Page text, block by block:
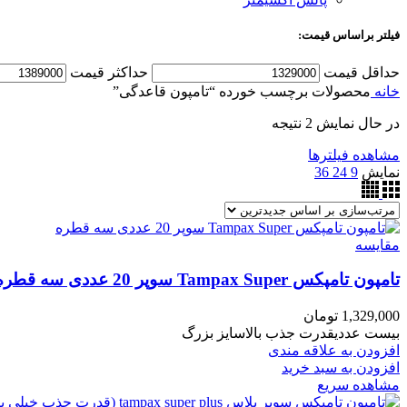
فیلتر براساس قیمت:
حداقل قیمت حداکثر قیمت
خانه محصولات برچسب خورده “تامپون قاعدگی”
در حال نمایش 2 نتیجه
مشاهده فیلترها
نمایش 9
24
36
مقایسه
تامپون تامپکس Tampax Super سوپر 20 عددی سه قطره
1,329,000 تومان
بیست عددیقدرت جذب بالاسایز بزرگ
افزودن به علاقه مندی
افزودن به سبد خرید
مشاهده سریع